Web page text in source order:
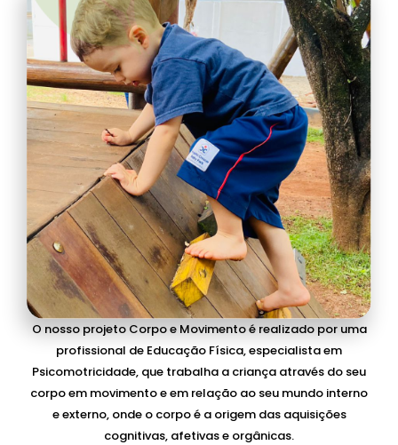
O nosso projeto Corpo e Movimento é realizado por uma
profissional de Educação Física, especialista em
Psicomotricidade, que trabalha a criança através do seu
corpo em movimento e em relação ao seu mundo interno
e externo, onde o corpo é a origem das aquisições
cognitivas, afetivas e orgânicas.